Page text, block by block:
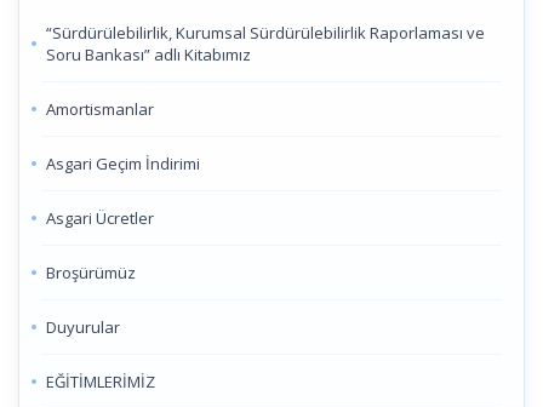
“Sürdürülebilirlik, Kurumsal Sürdürülebilirlik Raporlaması ve
Soru Bankası” adlı Kitabımız
Amortismanlar
Asgari Geçim İndirimi
Asgari Ücretler
Broşürümüz
Duyurular
EĞİTİMLERİMİZ